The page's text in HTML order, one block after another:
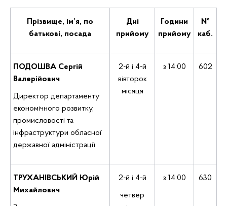
Прізвище, ім’я, по
батькові, посада
Дні
прийому
Години
прийому
№
каб.
ПОДОШВА Сергій
Валерійович
Директор департаменту
економічного розвитку,
промисловості та
інфраструктури обласної
державної адміністрації
2-й і 4-й
вівторок
місяця
з 14:00 602
ТРУХАНІВСЬКИЙ Юрій
Михайлович
2-й і 4-й
четвер
з 14:00 630